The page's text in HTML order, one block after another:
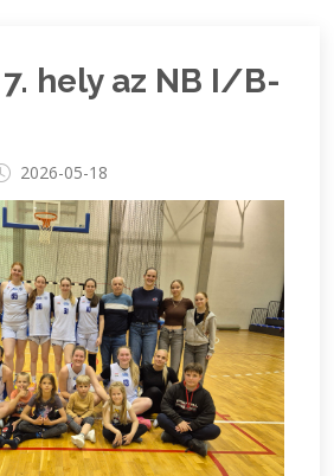
hely az NB I/B-
2026-05-18